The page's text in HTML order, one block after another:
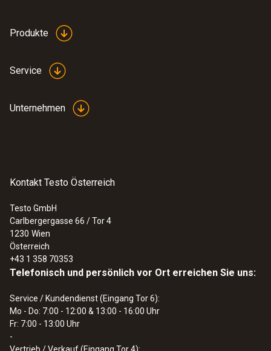
Produkte
Service
Unternehmen
Kontakt Testo Österreich
Testo GmbH
Carlbergergasse 66 / Tor 4
1230 Wien
Österreich
+43 1 358 70353
Telefonisch und persönlich vor Ort erreichen Sie uns:
Service / Kundendienst (Eingang Tor 6):
Mo - Do: 7:00 - 12:00 & 13:00 - 16:00 Uhr
Fr: 7:00 - 13:00 Uhr
-